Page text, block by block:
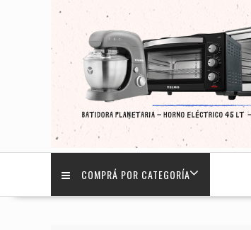
COMPRÁ POR CATEGORÍA